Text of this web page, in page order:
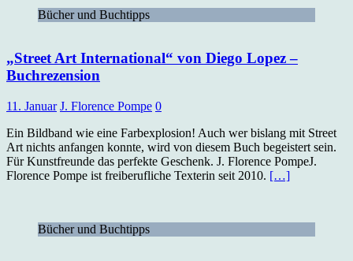
Bücher und Buchtipps
„Street Art International“ von Diego Lopez –
Buchrezension
11. Januar J. Florence Pompe 0
Ein Bildband wie eine Farbexplosion! Auch wer bislang mit Street
Art nichts anfangen konnte, wird von diesem Buch begeistert sein.
Für Kunstfreunde das perfekte Geschenk. J. Florence PompeJ.
Florence Pompe ist freiberufliche Texterin seit 2010. […]
Bücher und Buchtipps